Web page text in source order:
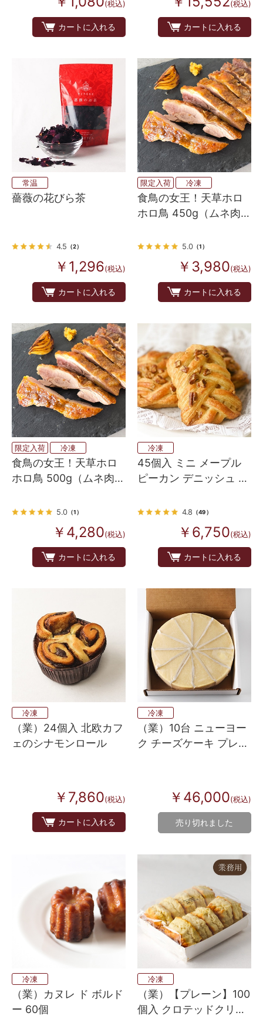
(税込)
カートに入れる
(税込)
カートに入れる
常温
薔薇の花びら茶
4.5 （2）
￥1,296(税込)
カートに入れる
限定入荷 冷凍
食鳥の女王！天草ホロ
ホロ鳥 450g（ムネ肉・
5.0（1）
￥3,980(税込)
カートに入れる
限定入荷 冷凍
食鳥の女王！天草ホロ
ホロ鳥 500g（ムネ肉・
5.0（1）
￥4,280(税込)
カートに入れる
冷凍
45個入 ミニ メープル
ピーカン デニッシュ 焼
4.8 （49）
￥6,750(税込)
カートに入れる
冷凍
（業）24個入 北欧カフ
ェのシナモンロール
￥7,860(税込)
カートに入れる
冷凍
（業）10台 ニューヨー
ク チーズケーキ プレー
￥46,000(税込)
売り切れました
冷凍
（業）カヌレ ド ボルド
ー 60個
冷凍
（業）【プレーン】100
個入 クロテッドクリー